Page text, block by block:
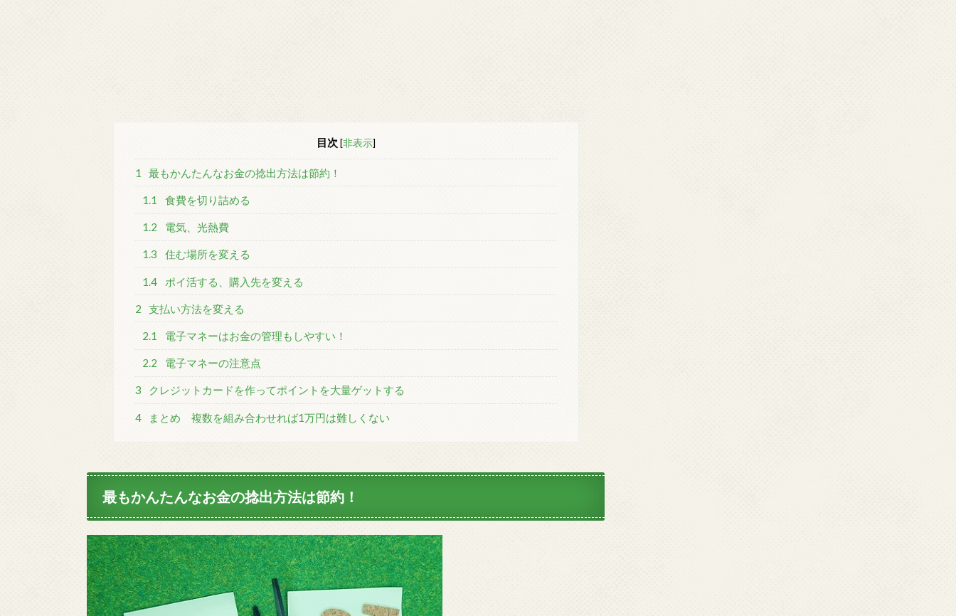
目次 [非表示]
1 最もかんたんなお金の捻出方法は節約！
1.1 食費を切り詰める
1.2 電気、光熱費
1.3 住む場所を変える
1.4 ポイ活する、購入先を変える
2 支払い方法を変える
2.1 電子マネーはお金の管理もしやすい！
2.2 電子マネーの注意点
3 クレジットカードを作ってポイントを大量ゲットする
4 まとめ 複数を組み合わせれば1万円は難しくない
最もかんたんなお金の捻出方法は節約！